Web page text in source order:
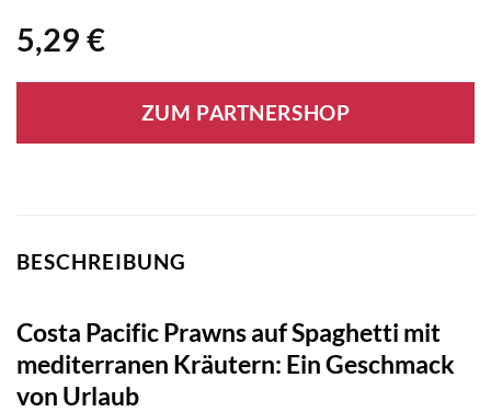
5,29 €
ZUM PARTNERSHOP
BESCHREIBUNG
Costa Pacific Prawns auf Spaghetti mit
mediterranen Kräutern: Ein Geschmack
von Urlaub